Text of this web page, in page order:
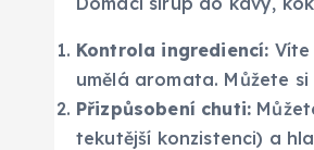
Kontrola ingrediencí:
umělá aromata. Můžete
Přizpůsobení chuti:
tekutější konzistenci) a